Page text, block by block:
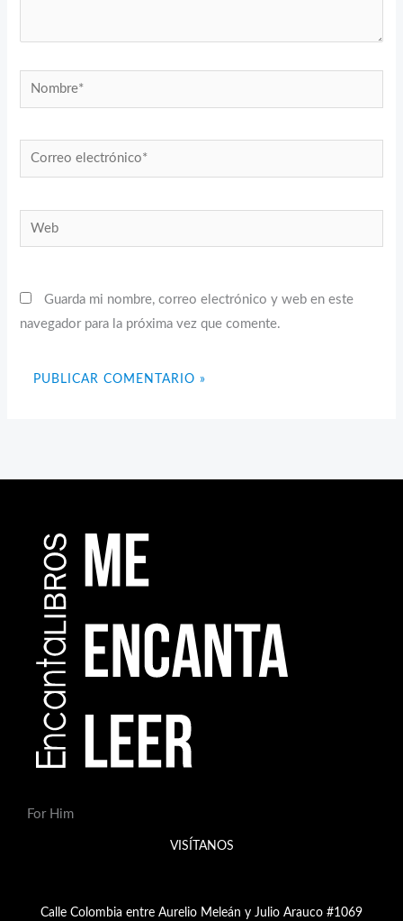
Nombre*
Correo
electrónico*
Web
Guarda mi nombre, correo electrónico y web en este
navegador para la próxima vez que comente.
For Him
VISÍTANOS
Calle Colombia entre Aurelio Meleán y Julio Arauco #1069